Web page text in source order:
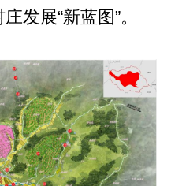
发展“新蓝图”。